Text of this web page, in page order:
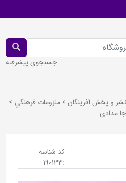
جستجوی پیشرفته
نشر و پخش آفرينگان > ملزومات فرهنگي >
جا مدادی
کد شناسه
:
190133